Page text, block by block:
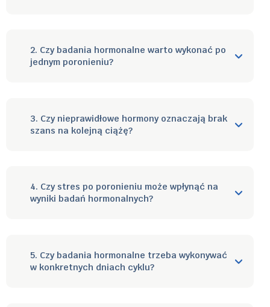
2. Czy badania hormonalne warto wykonać po
jednym poronieniu?
3. Czy nieprawidłowe hormony oznaczają brak
szans na kolejną ciążę?
4. Czy stres po poronieniu może wpłynąć na
wyniki badań hormonalnych?
5. Czy badania hormonalne trzeba wykonywać
w konkretnych dniach cyklu?